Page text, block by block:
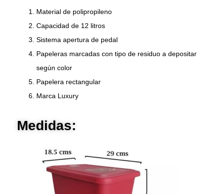
Material de polipropileno
Capacidad de 12 litros
Sistema apertura de pedal
Papeleras marcadas con tipo de residuo a depositar
según color
Papelera rectangular
Marca Luxury
Medidas: